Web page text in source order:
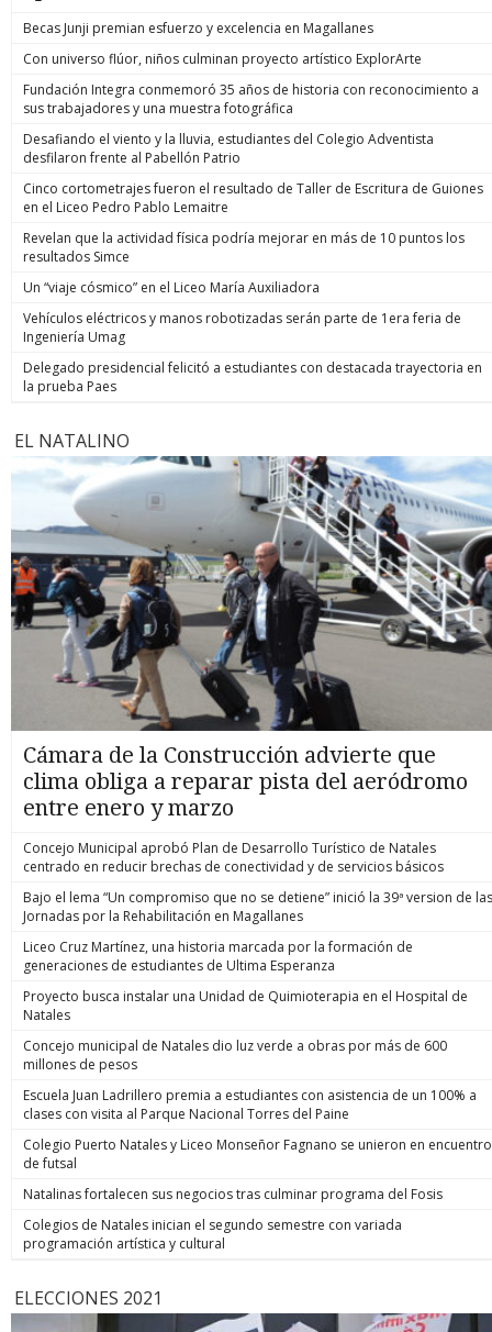
Becas Junji premian esfuerzo y excelencia en Magallanes
Con universo flúor, niños culminan proyecto artístico ExplorArte
Fundación Integra conmemoró 35 años de historia con reconocimiento a
sus trabajadores y una muestra fotográfica
Desafiando el viento y la lluvia, estudiantes del Colegio Adventista
desfilaron frente al Pabellón Patrio
Cinco cortometrajes fueron el resultado de Taller de Escritura de Guiones
en el Liceo Pedro Pablo Lemaitre
Revelan que la actividad física podría mejorar en más de 10 puntos los
resultados Simce
Un “viaje cósmico” en el Liceo María Auxiliadora
Vehículos eléctricos y manos robotizadas serán parte de 1era feria de
Ingeniería Umag
Delegado presidencial felicitó a estudiantes con destacada trayectoria en
la prueba Paes
EL NATALINO
Cámara de la Construcción advierte que
clima obliga a reparar pista del aeródromo
entre enero y marzo
Concejo Municipal aprobó Plan de Desarrollo Turístico de Natales
centrado en reducir brechas de conectividad y de servicios básicos
Bajo el lema “Un compromiso que no se detiene” inició la 39ª version de las
Jornadas por la Rehabilitación en Magallanes
Liceo Cruz Martínez, una historia marcada por la formación de
generaciones de estudiantes de Ultima Esperanza
Proyecto busca instalar una Unidad de Quimioterapia en el Hospital de
Natales
Concejo municipal de Natales dio luz verde a obras por más de 600
millones de pesos
Escuela Juan Ladrillero premia a estudiantes con asistencia de un 100% a
clases con visita al Parque Nacional Torres del Paine
Colegio Puerto Natales y Liceo Monseñor Fagnano se unieron en encuentro
de futsal
Natalinas fortalecen sus negocios tras culminar programa del Fosis
Colegios de Natales inician el segundo semestre con variada
programación artística y cultural
ELECCIONES 2021